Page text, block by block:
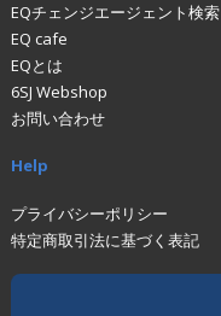
EQチェンジエージェント検索
EQ cafe
EQとは
6SJ Webshop
お問い合わせ
Help
プライバシーポリシー
特定商取引法に基づく表記